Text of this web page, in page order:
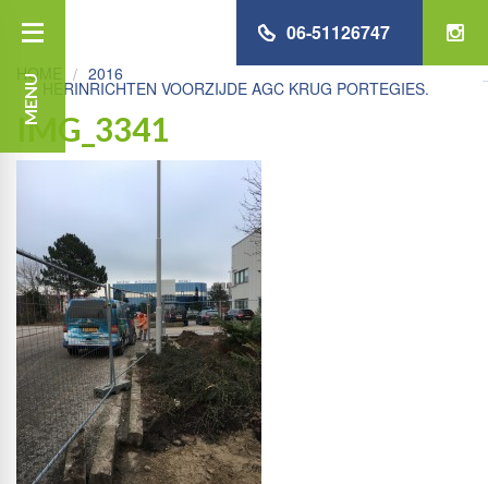
MENU
06-51126747
HOME 2016
HERINRICHTEN VOORZIJDE AGC KRUG PORTEGIES.
IMG_3341